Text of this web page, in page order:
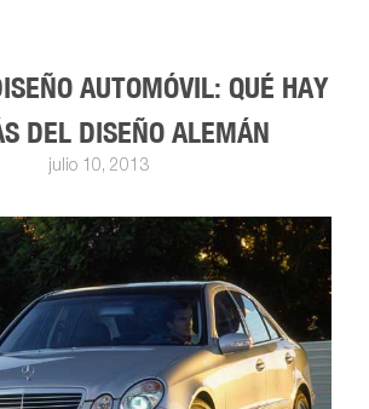
AUTOMÓVIL: QUÉ HAY
DEL DISEÑO ALEMÁN
julio 10, 2013